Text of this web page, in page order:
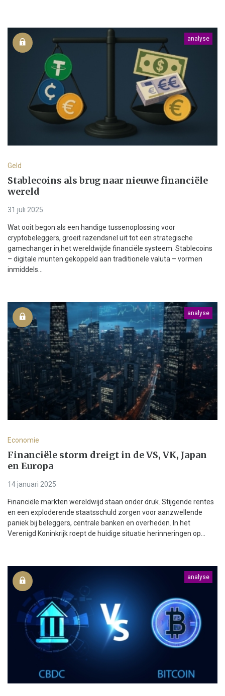
analyse
Geld
Stablecoins als brug naar nieuwe financiële
wereld
31 juli 2025
Wat ooit begon als een handige tussenoplossing voor
cryptobeleggers, groeit razendsnel uit tot een strategische
gamechanger in het wereldwijde financiële systeem. Stablecoins
– digitale munten gekoppeld aan traditionele valuta – vormen
inmiddels...
analyse
Economie
Financiële storm dreigt in de VS, VK, Japan
en Europa
14 januari 2025
Financiële markten wereldwijd staan onder druk. Stijgende rentes
en een exploderende staatsschuld zorgen voor aanzwellende
paniek bij beleggers, centrale banken en overheden. In het
Verenigd Koninkrijk roept de huidige situatie herinneringen op...
analyse